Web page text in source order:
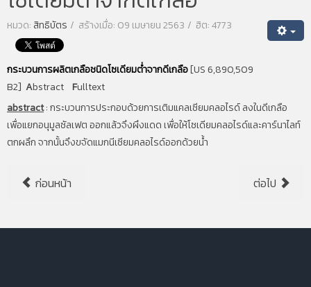
หมวด: สิทธิบัตร สร้างเมื่อ: 09 เมษายน 2563 ฮิต: 4773
กระบวนการผลิตเกลือชนิดโซเดียมต่ำจากดีเกลือ[US 6,890,509
B2] Abstract Fulltext
abstract:กระบวนการประกอบด้วยการเติมแคลเซียมคลอไรด์ ลงในดีเกลือ
เพื่อแยกอนุมูลซัลเฟต ออกแล้วจึงผึงแดด เพื่อให้โซเดียมคลอไรด์และคาร์นาไลท์
ตกผลึก จากนั้นจึงขจัดแมกนีเซียมคลอไรด์ออกด้วยน้ำ
ก่อนหน้า ต่อไป